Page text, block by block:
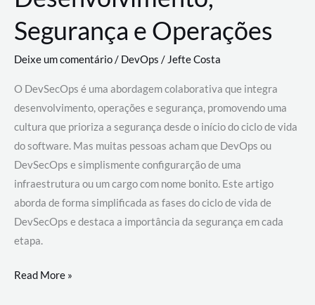
Segurança e Operações
Deixe um comentário/ DevOps /Jefte Costa
O DevSecOps é uma abordagem colaborativa que integra
desenvolvimento, operações e segurança, promovendo uma
cultura que prioriza a segurança desde o início do ciclo de vida
do software. Mas muitas pessoas acham que DevOps ou
DevSecOps e simplismente configurarção de uma
infraestrutura ou um cargo com nome bonito. Este artigo
aborda de forma simplificada as fases do ciclo de vida de
DevSecOps e destaca a importância da segurança em cada
etapa.
DevSecOps
Read More »